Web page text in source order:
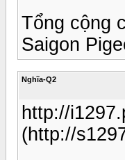
Tổng cộng
Saigon
Nghĩa-Q2
http://
(http://